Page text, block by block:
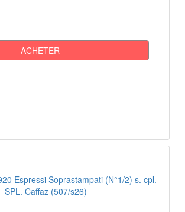
ACHETER